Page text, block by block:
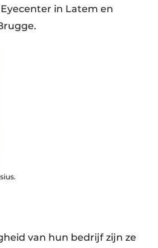
in Latem en
van hun bedrijf zijn ze